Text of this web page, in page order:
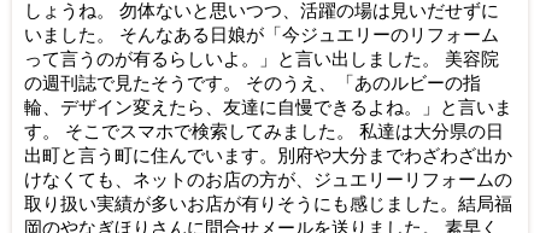
しょうね。 勿体ないと思いつつ、活躍の場は見いだせずに
いました。 そんなある日娘が「今ジュエリーのリフォーム
って言うのが有るらしいよ。」と言い出しました。 美容院
の週刊誌で見たそうです。 そのうえ、「あのルビーの指
輪、デザイン変えたら、友達に自慢できるよね。」と言いま
す。 そこでスマホで検索してみました。 私達は大分県の日
出町と言う町に住んでいます。別府や大分までわざわざ出か
けなくても、ネットのお店の方が、ジュエリーリフォームの
取り扱い実績が多いお店が有りそうにも感じました。結局福
岡のやなぎほりさんに問合せメールを送りました。 素早く